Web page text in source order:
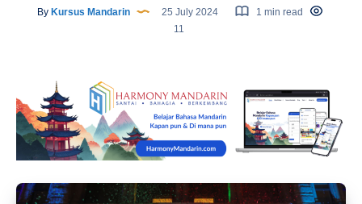
By Kursus Mandarin 25 July 2024
1 min read
11